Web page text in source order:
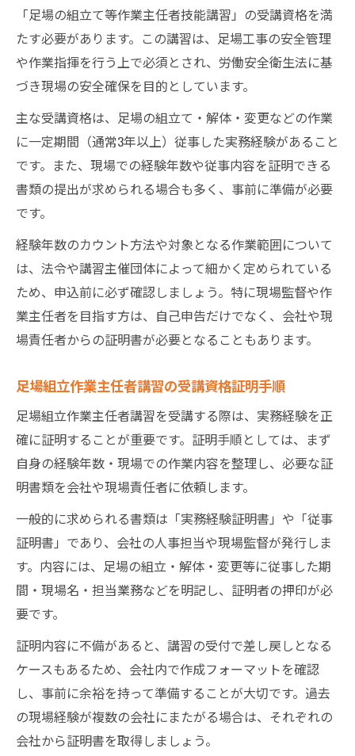
「足場の組立て等作業主任者技能講習」の受講資格を満
たす必要があります。この講習は、足場工事の安全管理
や作業指揮を行う上で必須とされ、労働安全衛生法に基
づき現場の安全確保を目的としています。
主な受講資格は、足場の組立て・解体・変更などの作業
に一定期間（通常3年以上）従事した実務経験があること
です。また、現場での経験年数や従事内容を証明できる
書類の提出が求められる場合も多く、事前に準備が必要
です。
経験年数のカウント方法や対象となる作業範囲について
は、法令や講習主催団体によって細かく定められている
ため、申込前に必ず確認しましょう。特に現場監督や作
業主任者を目指す方は、自己申告だけでなく、会社や現
場責任者からの証明書が必要となることもあります。
足場組立作業主任者講習の受講資格証明手順
足場組立作業主任者講習を受講する際は、実務経験を正
確に証明することが重要です。証明手順としては、まず
自身の経験年数・現場での作業内容を整理し、必要な証
明書類を会社や現場責任者に依頼します。
一般的に求められる書類は「実務経験証明書」や「従事
証明書」であり、会社の人事担当や現場監督が発行しま
す。内容には、足場の組立・解体・変更等に従事した期
間・現場名・担当業務などを明記し、証明者の押印が必
要です。
証明内容に不備があると、講習の受付で差し戻しとなる
ケースもあるため、会社内で作成フォーマットを確認
し、事前に余裕を持って準備することが大切です。過去
の現場経験が複数の会社にまたがる場合は、それぞれの
会社から証明書を取得しましょう。